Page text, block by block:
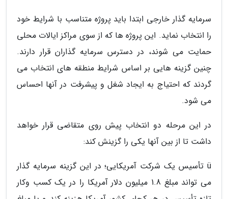
سرمایه گذار خارجی ابتدا باید پروژه متناسب با شرایط خود
را انتخاب نماید. این پروژه ها که از سوی مراکز ایالات محلی
حمایت می شوند، در دسترس سرمایه گذاران قرار دارند.
چنین گزینه هایی بر اساس شرایط منطقه های انتخاب می
گردند که احتیاج به ایجاد شغل و پیشرفت در آنها احساس
می شود.
در این مرحله دو انتخاب پیش روی متقاضی قرار خواهد
داشت تا از بین آنها یکی را گزینش کند:
ü تأسیس یک شرکت آمریکایی؛ در این گزینه سرمایه گذار
می تواند مبلغ 1.8 میلیون دلار آمریکا را در یک کسب وکار